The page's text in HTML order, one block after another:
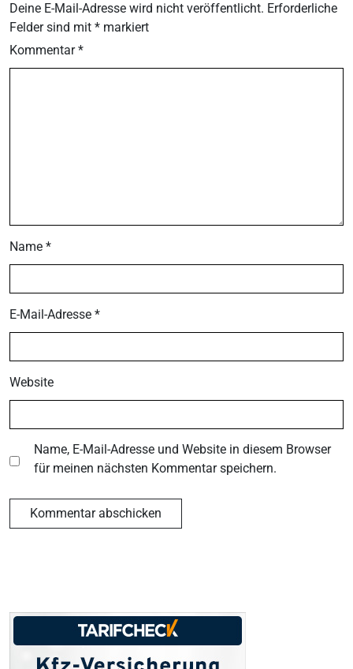
Deine E-Mail-Adresse wird nicht veröffentlicht. Erforderliche
Felder sind mit * markiert
Kommentar*
Name *
E-Mail-Adresse *
Website
Name, E-Mail-Adresse und Website in diesem Browser
für meinen nächsten Kommentar speichern.